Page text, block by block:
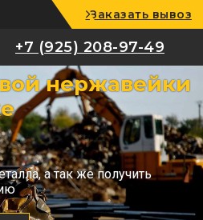
+7 (925) 208-97-49
Заказать вывоз
+7 (925) 208-97-49
нержавейки
а так же получить